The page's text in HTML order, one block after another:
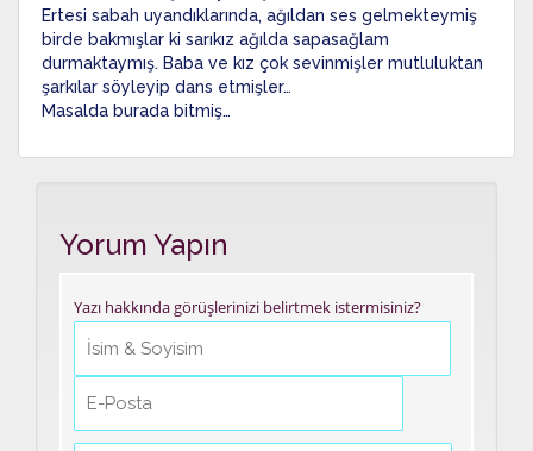
Ertesi sabah uyandıklarında, ağıldan ses gelmekteymiş
birde bakmışlar ki sarıkız ağılda sapasağlam
durmaktaymış. Baba ve kız çok sevinmişler mutluluktan
şarkılar söyleyip dans etmişler…
Masalda burada bitmiş…
Yorum Yapın
Yazı hakkında görüşlerinizi belirtmek istermisiniz?